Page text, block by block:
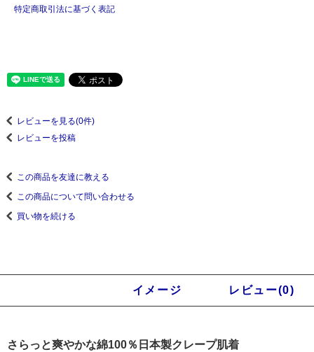
特定商取引法に基づく表記
レビューを見る(0件)
レビューを投稿
この商品を友達に教える
この商品について問い合わせる
買い物を続ける
イメージ レビュー(0)
さらっと爽やかな綿100％日本製クレープ肌着